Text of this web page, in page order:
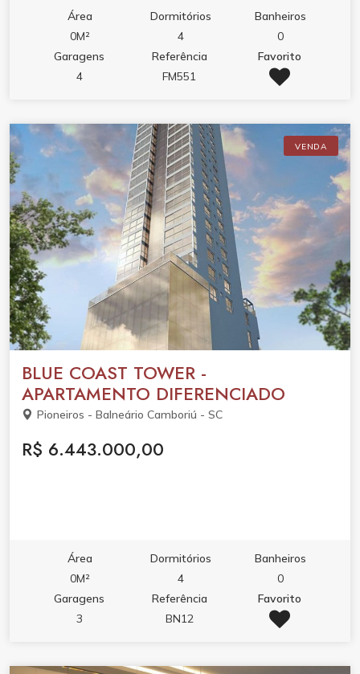
Área
0M²
Dormitórios
4
Banheiros
0
Garagens
4
Referência
FM551
Favorito
VENDA
BLUE COAST TOWER -
APARTAMENTO DIFERENCIADO
Pioneiros - Balneário Camboriú - SC
R$ 6.443.000,00
Área
0M²
Dormitórios
4
Banheiros
0
Garagens
3
Referência
BN12
Favorito